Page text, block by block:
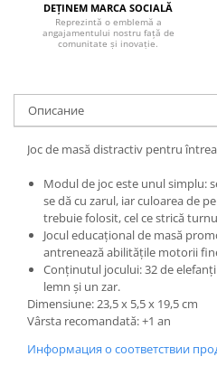
DEȚINEM MARCA SOCIALĂ
Reprezintă o emblemă a
angajamentului nostru față de
comunitate și inovație.
Oписание
Joc de masă distractiv pentru
Modul de joc este unul simplu:
se dă cu zarul, iar culoarea de
trebuie folosit, cel ce strică
Jocul educațional de masă
antrenează abilitățile motorii
Conținutul jocului: 32 de
lemn și un zar.
Dimensiune: 23,5 x 5,5 x 19,5 cm
Vârsta recomandată: +1 an
Информация о соответствии